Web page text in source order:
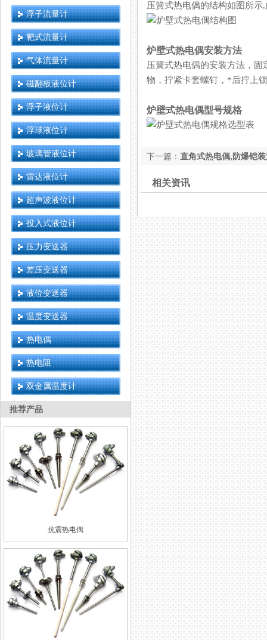
浮子流量计
靶式流量计
气体流量计
磁翻板液位计
浮子液位计
浮球液位计
玻璃管液位计
雷达液位计
超声波液位计
投入式液位计
压力变送器
差压变送器
液位变送器
温度变送器
热电偶
热电阻
双金属温度计
推荐产品
抗震热电偶
压簧式热电偶的结构如图所示,
炉壁式热电偶安装方法
压簧式热电偶的安装方法，
物，拧紧卡套螺钉，*后拧上
炉壁式热电偶型号规格
下一篇： 直角式热电偶,防爆铠
相关资讯